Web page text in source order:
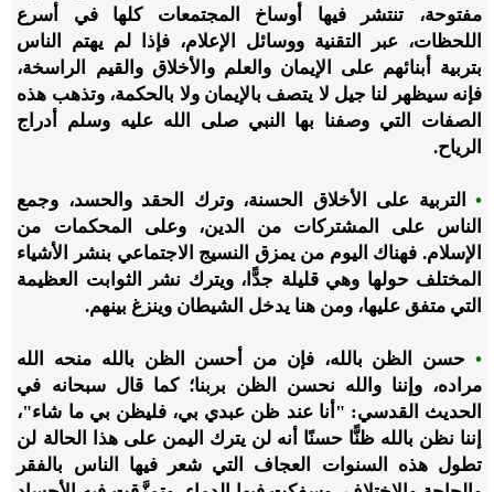
مفتوحة، تنتشر فيها أوساخ المجتمعات كلها في أسرع
اللحظات، عبر التقنية ووسائل الإعلام، فإذا لم يهتم الناس
بتربية أبنائهم على الإيمان والعلم والأخلاق والقيم الراسخة،
فإنه سيظهر لنا جيل لا يتصف بالإيمان ولا بالحكمة، وتذهب هذه
الصفات التي وصفنا بها النبي صلى الله عليه وسلم أدراج
الرياح.
• التربية على الأخلاق الحسنة، وترك الحقد والحسد، وجمع
الناس على المشتركات من الدين، وعلى المحكمات من
الإسلام. فهناك اليوم من يمزق النسيج الاجتماعي بنشر الأشياء
المختلف حولها وهي قليلة جدًّا، ويترك نشر الثوابت العظيمة
التي متفق عليها، ومن هنا يدخل الشيطان وينزغ بينهم.
• حسن الظن بالله، فإن من أحسن الظن بالله منحه الله
مراده، وإننا والله نحسن الظن بربنا؛ كما قال سبحانه في
الحديث القدسي: "أنا عند ظن عبدي بي، فليظن بي ما شاء"،
إننا نظن بالله ظنًّا حسنًا أنه لن يترك اليمن على هذا الحالة لن
تطول هذه السنوات العجاف التي شعر فيها الناس بالفقر